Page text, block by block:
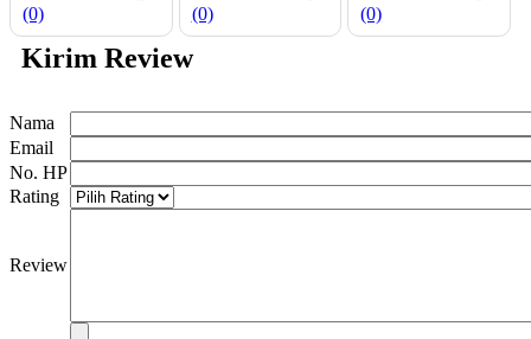
(0)
(0)
(0)
Kirim Review
Nama
Email
No. HP
Rating
Review